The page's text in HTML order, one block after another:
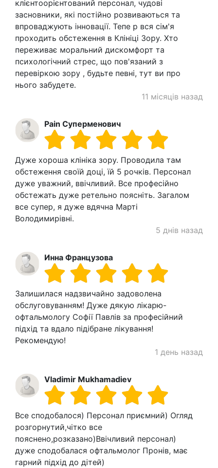
клієнтоорієнтований персонал, чудові
засновники, які постійно розвиваються та
впроваджують інновації. Тепе р вся сім'я
проходить обстеження в Клініці Зору. Хто
переживає моральний дискомфорт та
психологічний стрес, що пов'язаний з
перевіркою зору , будьте певні, тут ви про
нього забудете.
11 місяців назад
Pain Суперменович
Дуже хороша клініка зору. Проводила там
обстеження своїй доці, їй 5 рочків. Персонал
дуже уважний, ввічливий. Все професійно
обстежать дуже ретельно поясніть. Загалом
все супер, я дуже вдячна Марті
Володимирівні.
5 днів назад
Инна Французова
Залишилася надзвичайно задоволена
обслуговуванням! Дуже дякую лікарю-
офтальмологу Софії Павлів за професійний
підхід та вдало підібране лікування!
Рекомендую!
1 день назад
Vladimir Mukhamadiev
Все сподобалося) Персонал приємний) Огляд
розгорнутий,чітко все
пояснено,розказано)Ввічливий персонал)
дуже сподобалася офтальмолог Пронів, має
гарний підхід до дітей)